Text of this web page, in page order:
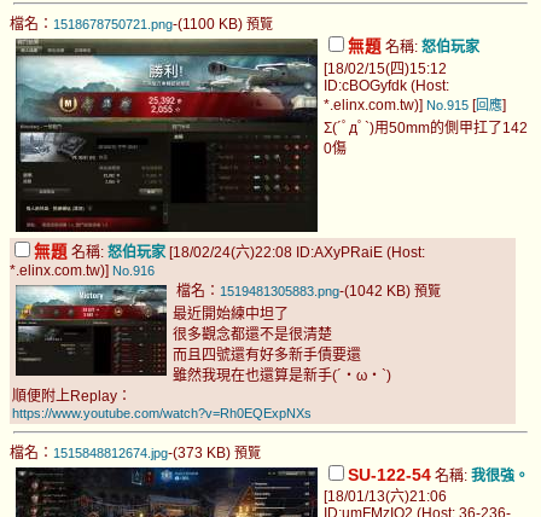
檔名： 1518678750721.png-(1100 KB) 預覽
無題 名稱: 怒伯玩家
[18/02/15(四)15:12
ID:cBOGyfdk (Host:
*.elinx.com.tw)] No.915 [回應]
Σ(´ﾟдﾟ`)用50mm的側甲扛了142
0傷
無題 名稱: 怒伯玩家 [18/02/24(六)22:08 ID:AXyPRaiE (Host:
*.elinx.com.tw)] No.916
檔名： 1519481305883.png-(1042 KB) 預覽
最近開始練中坦了
很多觀念都還不是很清楚
而且四號還有好多新手債要還
雖然我現在也還算是新手(´・ω・`)
順便附上Replay：
https://www.youtube.com/watch?v=Rh0EQExpNXs
檔名： 1515848812674.jpg-(373 KB) 預覽
SU-122-54 名稱: 我很強。
[18/01/13(六)21:06
ID:umFMzIQ2 (Host: 36-236-